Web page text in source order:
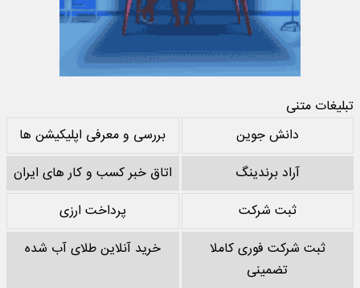
تبلیغات متنی
دانش جوین
بررسی و معرفی اپلیکیشن ها
آراد برندینگ
اتاق خبر کسب و کار های ایران
ثبت شرکت
پرداخت ارزی
ثبت شرکت فوری کاملا
تضمینی
خرید آنلاین طلای آب شده